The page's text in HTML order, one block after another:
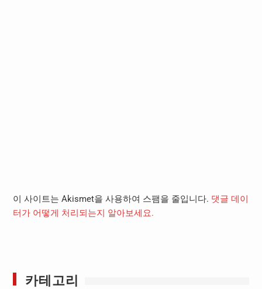
이 사이트는 Akismet을 사용하여 스팸을 줄입니다. 댓글 데이
터가 어떻게 처리되는지 알아보세요.
카테고리